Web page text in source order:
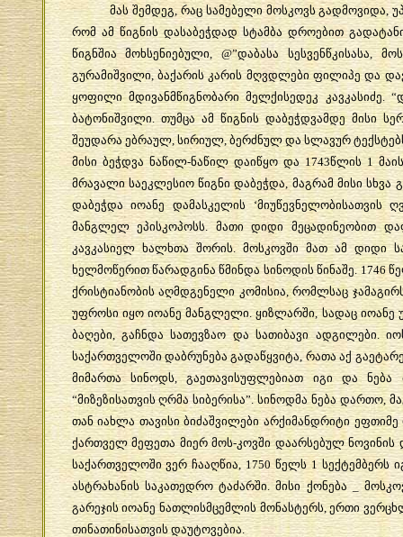
მას შემდეგ, რაც სამებელი მოსკოვს გადმოვიდა,
რომ ამ წიგნის დასაბეჭდად სტამბა დროებით
წიგნშია
მოხსენიებული, @”დაბასა სესვენწკისასა,
გურამიშვილი,ბაქარის კარის მღვდლები ფილიპე და
ყოფილი მდივანმწიგნობარი მელქისედეკ კავკასიძე. “
ბატონიშვილი.თუმცა ამ წიგნის დაბეჭდვამდე მისი
შეუდარა ებრაულ,სირიულ,ბერძნულ და სლავურ
მისი ბეჭდვა ნაწილ-ნაწილ დაიწყო და1743წლის1
მრავალი საეკლესიო წიგნი დაბეჭდა,მაგრამ მისი სხვა
დაბეჭდა იოანე დამასკელის ‘მიუწევნელობისათვის
მანგლელ ეპისკოპოსს.მათი დიდი მეცადინეობით
კავკასიელ ხალხთა შორის.მოსკოვში მათ ამ დიდი
ხელმოწერით წარადგინა წმინდა სინოდის წინაშე. 1746
ქრისტიანობის აღმდგენელი კომისია,რომლსაც
უფროსი იყო იოანე მანგლელი.ყიზლარში,სადაც იოანე
ბაღები,გაჩნდა სათევზაო და სათიბავი ადგილები.
საქართველოში დაბრუნება გადაწყვიტა,რათა აქ
მიმართა
სინოდს,გაეთავისუფლებიათ იგი და ნება
“მიზეზისათვის ღრმა სიბერისა”.სინოდმა ნება დართო,
თან იახლა თავისი ბიძაშვილები არქიმანდრიტი ეფთიმე
ქართველ მეფეთა მიერ მოს-კოვში დაარსებულ ნოვინის
საქართველოში ვერ ჩააღწია, 1750წელს1სექტემბერს
ასტრახანის საკათედრო ტაძარში.მისი ქონება_
გარეჯის იოანე ნათლისმცემლის მონასტერს,ერთი
თინათინისათვის დაუტოვებია.